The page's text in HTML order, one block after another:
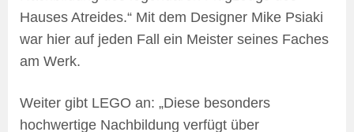
Hauses Atreides.“ Mit dem Designer Mike Psiaki
war hier auf jeden Fall ein Meister seines Faches
am Werk.
Weiter gibt LEGO an: „Diese besonders
hochwertige Nachbildung verfügt über